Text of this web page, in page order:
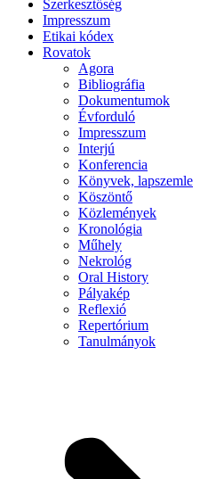
Szerkesztőség
Impresszum
Etikai kódex
Rovatok
Agora
Bibliográfia
Dokumentumok
Évforduló
Impresszum
Interjú
Konferencia
Könyvek, lapszemle
Köszöntő
Közlemények
Kronológia
Műhely
Nekrológ
Oral History
Pályakép
Reflexió
Repertórium
Tanulmányok